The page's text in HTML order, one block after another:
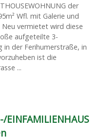
der
Wfl. mit Galerie und
vermietet wird diese
aufgeteilte 3-
in der Ferihumerstraße, in
ist die
...
EINFAMILIENHAUS